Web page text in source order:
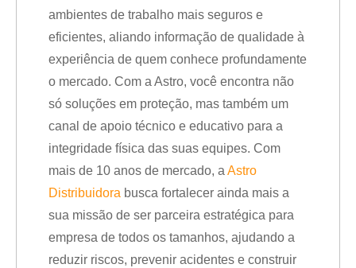
ambientes de trabalho mais seguros e
eficientes, aliando informação de qualidade à
experiência de quem conhece profundamente
o mercado. Com a Astro, você encontra não
só soluções em proteção, mas também um
canal de apoio técnico e educativo para a
integridade física das suas equipes. Com
mais de 10 anos de mercado, a Astro
Distribuidora busca fortalecer ainda mais a
sua missão de ser parceira estratégica para
empresa de todos os tamanhos, ajudando a
reduzir riscos, prevenir acidentes e construir